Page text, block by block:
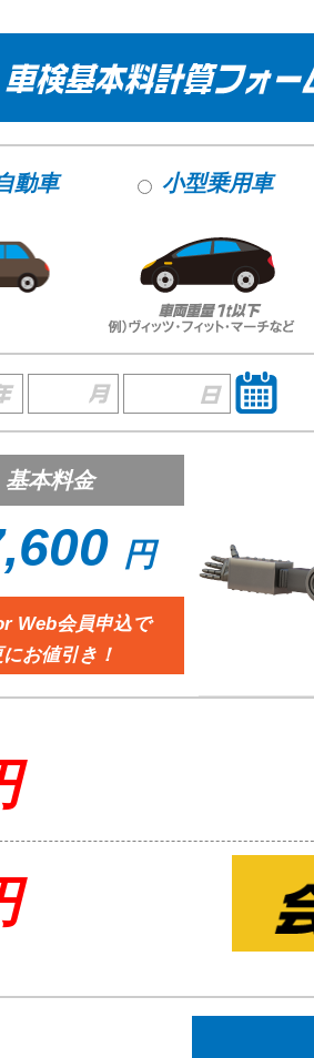
動車 小型乗用車
基本料金
円
Web会員申込で
お値引き！